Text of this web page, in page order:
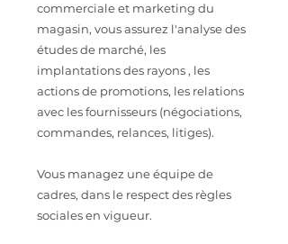
commerciale et marketing du
magasin, vous assurez l'analyse des
études de marché, les
implantations des rayons , les
actions de promotions, les relations
avec les fournisseurs (négociations,
commandes, relances, litiges).
Vous managez une équipe de
cadres, dans le respect des règles
sociales en vigueur.